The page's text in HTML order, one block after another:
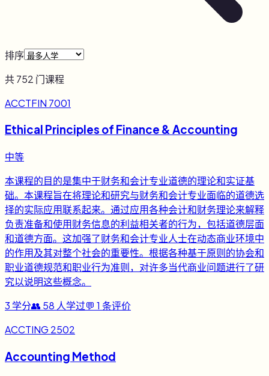
排序
共752 门课程
ACCTFIN 7001
Ethical Principles of Finance & Accounting
中等
本课程的目的是集中于财务和会计专业道德的理论和实证基
础。本课程旨在将理论和研究与财务和会计专业面临的道德选
择的实际应用联系起来。通过应用各种会计和财务理论来解释
负责准备和使用财务信息的利益相关者的行为，包括道德层面
和道德方面。这加强了财务和会计专业人士在动态商业环境中
的作用及其对整个社会的重要性。根据各种基于原则的协会和
职业道德规范和职业行为准则，对许多当代商业问题进行了研
究以说明这些概念。
3 学分👥 58 人学过💬 1 条评价
ACCTING 2502
Accounting Method